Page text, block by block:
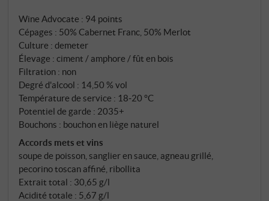
Celli et Luca D'Attoma ont fondé Duemani en 2000
sur une conviction simple : chaque geste dans le
vignoble doit être effectué en son temps, à la main.
Dans la cave, même philosophie. Le merlot et le
cabernet franc fermentent spontanément, mais
séparément, dans des cuves en béton avec
remontage et 20 jours de macération. Une partie du
Cabernet Franc est transférée dans des amphores
en terre cuite de 500 et 600 litres, où il gagne en
notes florales et fruitées. Après l'assemblage, les
deux cépages mûrissent dans des cuves en chêne
français pendant huit mois. Ni collage, ni filtration.
Wine Advocate : 94 points
Cépages : 50% Cabernet Franc, 50% Merlot
Culture : demeter
Élevage : ciment / amphore / fût en bois
Filtration : non
Degré d'alcool : 14,50 % vol
Température de service : 18‑20 °C
Potentiel de garde : 2035+
Bouchons : bouchon en liège naturel
Accords mets et vins
soupe de poisson, sanglier en sauce, agneau grillé,
pecorino toscan affiné, ribollita
Extrait total : 30,65 g/l
Acidité totale : 5,67 g/l